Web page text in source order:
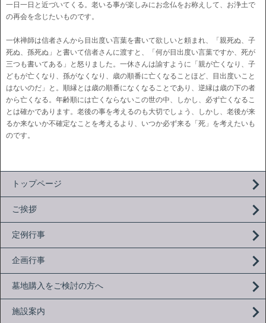
一日一日と近づいてくる。老いる事が楽しみにお念仏をお称えして、お浄土で
の再会を念じたいものです。
一休禅師は信者さんから目出度い言葉を書いて欲しいと頼まれ、「親死ぬ、子
死ぬ、孫死ぬ」と書いて信者さんに渡すと、「何が目出度い言葉ですか、死が
三つも書いてある」と怒りました。一休さんは諭すように「親が亡くなり、子
どもが亡くなり、孫がなくなり、歳の順番に亡くなることほど、目出度いこと
はないのだ」と。順縁とは歳の順番になくなることであり、逆縁は歳の下の者
から亡くなる。年齢順には亡くならないこの世の中、しかし、必ず亡くなるこ
とは確かであります。老後の事を考えるのも大切でしょう、しかし、老後が来
るか来ないか不確定なことを考えるより、いつか必ず来る「死」を考えたいも
のです。
トップページ
ご挨拶
定例行事
企画行事
墓地購入をご検討の方へ
施設案内